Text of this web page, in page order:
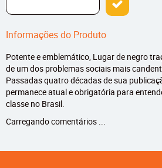
Informações do Produto
Potente e emblemático, Lugar de negro
de um dos problemas sociais mais
Passadas quatro décadas de sua
permanece atual e obrigatória para
classe no Brasil.
Carregando comentários ...